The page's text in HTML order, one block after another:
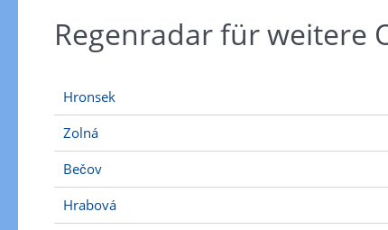
Regenradar für weitere
Hronsek
Zolná
Bečov
Hrabová